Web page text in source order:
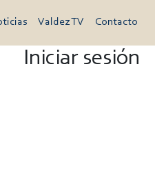
Valdez TV Contacto
Iniciar sesión